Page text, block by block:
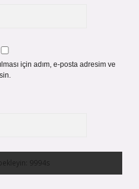
için adım, e-posta adresim ve